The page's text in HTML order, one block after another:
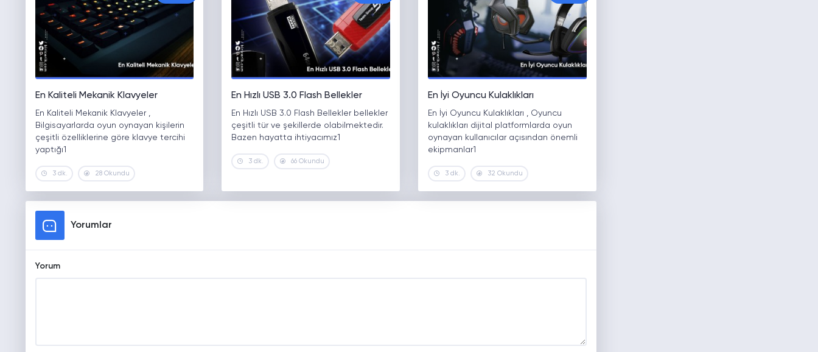
En Kaliteli Mekanik Klavyeler
En Kaliteli Mekanik Klavyeler ,
Bilgisayarlarda oyun oynayan kişilerin
çeşitli özelliklerine göre klavye tercihi
yaptığı1
3 dk. 28 Okundu
En Hızlı USB 3.0 Flash Bellekler
En Hızlı USB 3.0 Flash Bellekler bellekler
çeşitli tür ve şekillerde olabilmektedir.
Bazen hayatta ihtiyacımız1
3 dk. 66 Okundu
En İyi Oyuncu Kulaklıkları
En İyi Oyuncu Kulaklıkları , Oyuncu
kulaklıkları dijital platformlarda oyun
oynayan kullanıcılar açısından önemli
ekipmanlar1
3 dk. 32 Okundu
Yorumlar
Yorum